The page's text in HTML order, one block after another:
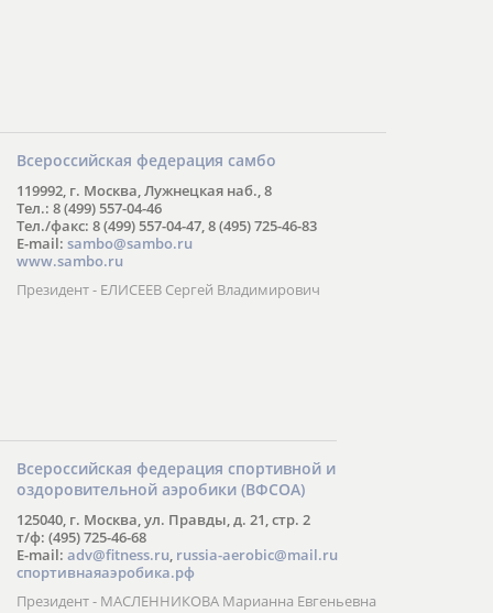
Всероссийская федерация самбо
119992, г. Москва, Лужнецкая наб., 8
Тел.: 8 (499) 557-04-46
Тел./факс: 8 (499) 557-04-47, 8 (495) 725-46-83
E-mail: sambo@sambo.ru
www.sambo.ru
Президент - ЕЛИСЕЕВ Сергей Владимирович
Всероссийская федерация спортивной и
оздоровительной аэробики (ВФСОА)
125040, г. Москва, ул. Правды, д. 21, стр. 2
т/ф: (495) 725-46-68
E-mail: adv@fitness.ru, russia-aerobic@mail.ru
спортивнаяаэробика.рф
Президент - МАСЛЕННИКОВА Марианна Евгеньевна